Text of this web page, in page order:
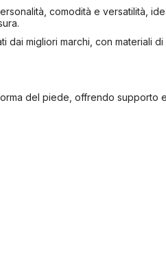
comodità e versatilità,
migliori marchi, con materiali
del piede, offrendo supporto